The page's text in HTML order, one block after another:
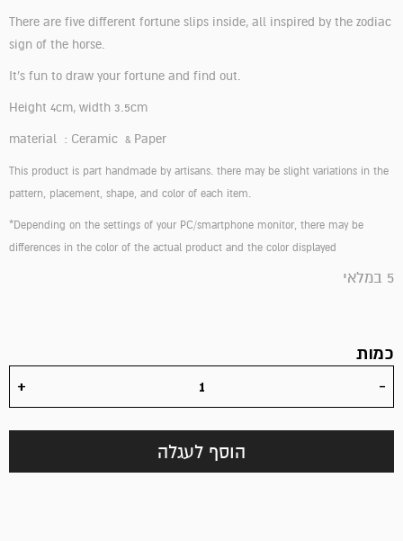
There are five different fortune slips inside, all inspired by the zodiac
sign of the horse.
It's fun to draw your fortune and find out.
Height 4cm, width 3.5cm
material : Ceramic & Paper
This product is part handmade by artisans. there may be slight variations in the
pattern, placement, shape, and color of each item.
*Depending on the settings of your PC/smartphone monitor, there may be
differences in the color of the actual product and the color displayed
5 במלאי
כמות
הוסף לעגלה